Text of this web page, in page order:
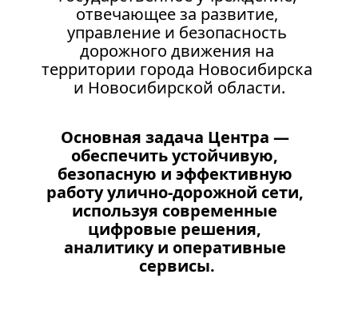
отвечающее за развитие,
управление и безопасность
дорожного движения на
территории города Новосибирска
и Новосибирской области.
Основная задача Центра —
обеспечить устойчивую,
безопасную и эффективную
работу улично-дорожной сети,
используя современные
цифровые решения,
аналитику и оперативные
сервисы.